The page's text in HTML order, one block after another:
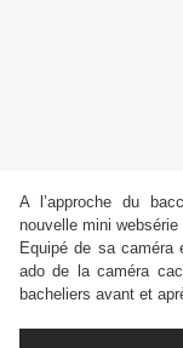
A l’approche du
nouvelle mini
Equipé de sa caméra
ado de la caméra
bacheliers avant et